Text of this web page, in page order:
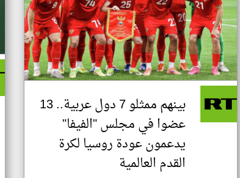
بينهم ممثلو 7 دول عربية.. 13
عضوا في مجلس "الفيفا"
يدعمون عودة روسيا لكرة
القدم العالمية